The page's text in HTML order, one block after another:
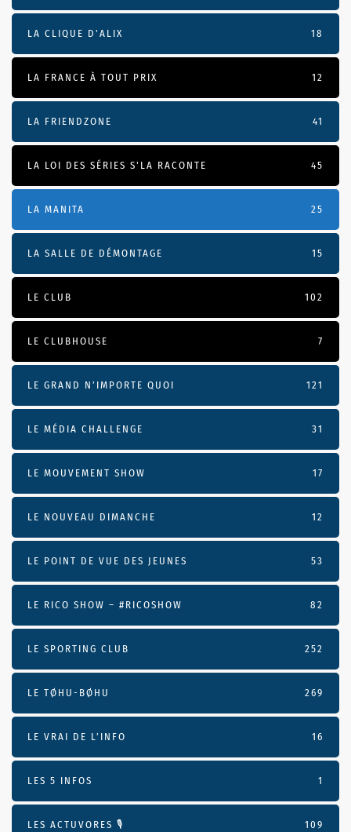
LA CLIQUE D'ALIX 18
LA FRANCE À TOUT PRIX 12
LA FRIENDZONE 41
LA LOI DES SÉRIES S'LA RACONTE 45
LA MANITA 25
LA SALLE DE DÉMONTAGE 15
LE CLUB 102
LE CLUBHOUSE 7
LE GRAND N’IMPORTE QUOI 121
LE MÉDIA CHALLENGE 31
LE MOUVEMENT SHOW 17
LE NOUVEAU DIMANCHE 12
LE POINT DE VUE DES JEUNES 53
LE RICO SHOW – #RICOSHOW 82
LE SPORTING CLUB 252
LE TØHU-BØHU 269
LE VRAI DE L’INFO 16
LES 5 INFOS 1
LES ACTUVORES 🎙 109